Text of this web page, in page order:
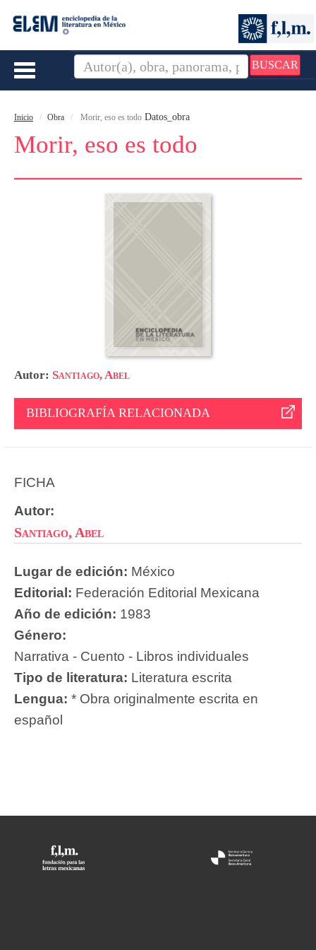
BUSCAR
Toggle
Inicio Obra Morir, eso es todo Datos_obra
Morir, eso es todo
Autor: Santiago, Abel
BIBLIOGRAFÍA RELACIONADA
FICHA
Autor:
Santiago, Abel
Lugar de edición: México
Editorial: Federación Editorial Mexicana
Año de edición: 1983
Género:
Narrativa - Cuento - Libros individuales
Tipo de literatura: Literatura escrita
Lengua: * Obra originalmente escrita en
español